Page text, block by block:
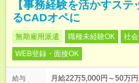
【事務経験を活かすス
るCADオペに
無期雇用派遣 職種未経験OK 社
WEB登録・面接OK
給与
月給22万5,000円～50万